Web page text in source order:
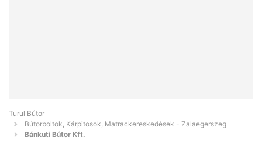
Turul Bútor
Bútorboltok, Kárpitosok, Matrackereskedések - Zalaegerszeg
Bánkuti Bútor Kft.